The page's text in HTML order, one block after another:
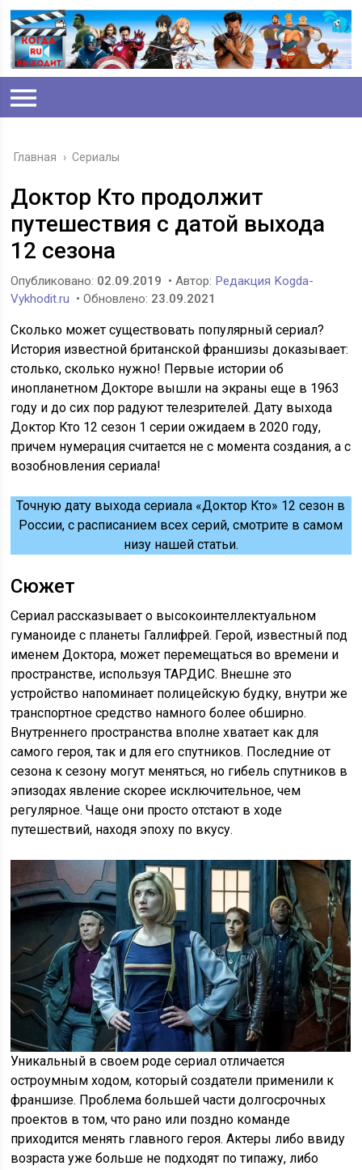
Главная › Сериалы
Доктор Кто продолжит
путешествия с датой выхода
12 сезона
Опубликовано: 02.09.2019 • Автор: Редакция Kogda-
Vykhodit.ru • Обновлено: 23.09.2021
Сколько может существовать популярный сериал?
История известной британской франшизы доказывает:
столько, сколько нужно! Первые истории об
инопланетном Докторе вышли на экраны еще в 1963
году и до сих пор радуют телезрителей. Дату выхода
Доктор Кто 12 сезон 1 серии ожидаем в 2020 году,
причем нумерация считается не с момента создания, а с
возобновления сериала!
Точную дату выхода сериала «Доктор Кто» 12 сезон в
России, с расписанием всех серий, смотрите в самом
низу нашей статьи.
Сюжет
Сериал рассказывает о высокоинтеллектуальном
гуманоиде с планеты Галлифрей. Герой, известный под
именем Доктора, может перемещаться во времени и
пространстве, используя ТАРДИС. Внешне это
устройство напоминает полицейскую будку, внутри же
транспортное средство намного более обширно.
Внутреннего пространства вполне хватает как для
самого героя, так и для его спутников. Последние от
сезона к сезону могут меняться, но гибель спутников в
эпизодах явление скорее исключительное, чем
регулярное. Чаще они просто отстают в ходе
путешествий, находя эпоху по вкусу.
Уникальный в своем роде сериал отличается
остроумным ходом, который создатели применили к
франшизе. Проблема большей части долгосрочных
проектов в том, что рано или поздно команде
приходится менять главного героя. Актеры либо ввиду
возраста уже больше не подходят по типажу, либо